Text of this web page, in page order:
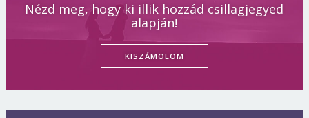
Nézd meg, hogy ki illik hozzád csillagjegyed
alapján!
KISZÁMOLOM